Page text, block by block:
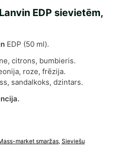
EDP sievietēm,
EDP (50 ml).
citrons, bumbieris.
roze, frēzija.
sandalkoks, dzintars.
market smaržas, Sieviešu